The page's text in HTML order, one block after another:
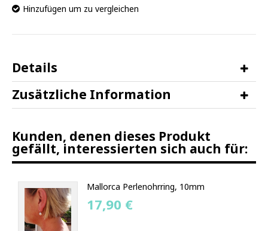
Hinzufügen um zu vergleichen
Details
Zusätzliche Information
Kunden, denen dieses Produkt
gefällt, interessierten sich auch für:
Mallorca Perlenohrring, 10mm
17,90 €